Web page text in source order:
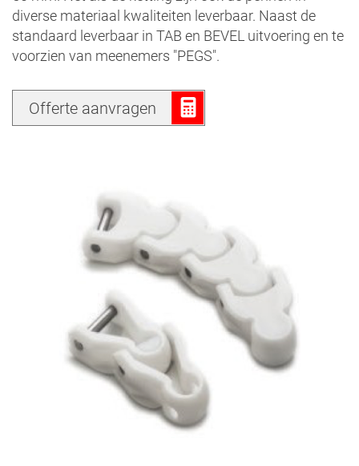
diverse materiaal kwaliteiten leverbaar. Naast de
standaard leverbaar in TAB en BEVEL uitvoering en te
voorzien van meenemers "PEGS".
Offerte aanvragen